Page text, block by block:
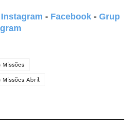
Instagram - Facebook - Grup
Abril